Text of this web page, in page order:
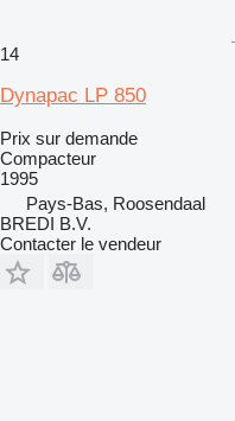
14
Dynapac LP 850
Prix sur demande
Compacteur
1995
Pays-Bas, Roosendaal
BREDI B.V.
Contacter le vendeur